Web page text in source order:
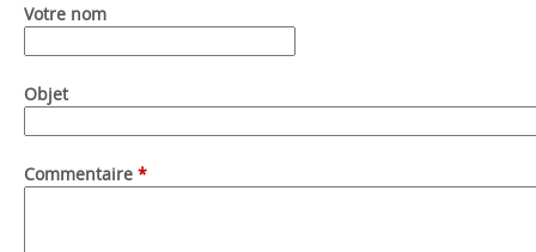
Votre nom
Objet
Commentaire *